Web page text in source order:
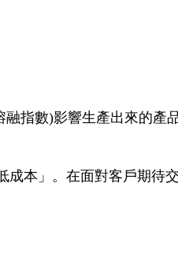
指數)影響生產出來的
本」。在面對客戶期待